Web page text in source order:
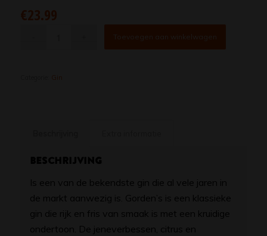
€23.99
Toevoegen aan winkelwagen
Gin
Beschrijving
Is een van de bekendste gin die al vele jaren in
de markt aanwezig is. Gorden’s is een klassieke
gin die rijk en fris van smaak is met een kruidige
ondertoon. De jeneverbessen, citrus en